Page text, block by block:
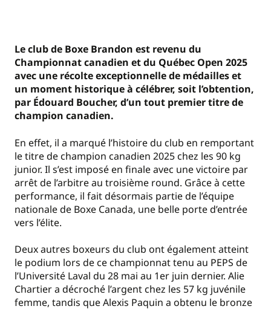
Le club de Boxe Brandon est revenu du
Championnat canadien et du Québec Open 2025
avec une récolte exceptionnelle de médailles et
un moment historique à célébrer, soit l’obtention,
par Édouard Boucher, d’un tout premier titre de
champion canadien.
En effet, il a marqué l’histoire du club en remportant
le titre de champion canadien 2025 chez les 90 kg
junior. Il s’est imposé en finale avec une victoire par
arrêt de l’arbitre au troisième round. Grâce à cette
performance, il fait désormais partie de l’équipe
nationale de Boxe Canada, une belle porte d’entrée
vers l’élite.
Deux autres boxeurs du club ont également atteint
le podium lors de ce championnat tenu au PEPS de
l’Université Laval du 28 mai au 1er juin dernier. Alie
Chartier a décroché l’argent chez les 57 kg juvénile
femme, tandis que Alexis Paquin a obtenu le bronze